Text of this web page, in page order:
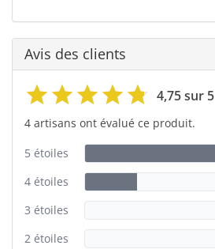
Avis des clients
4,75 sur 5
4 artisans ont évalué ce produit.
5 étoiles
4 étoiles
3 étoiles
2 étoiles